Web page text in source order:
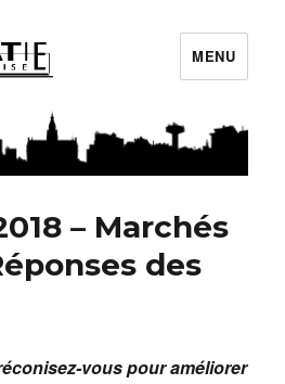
MENU
– Marchés
des
vous pour améliorer